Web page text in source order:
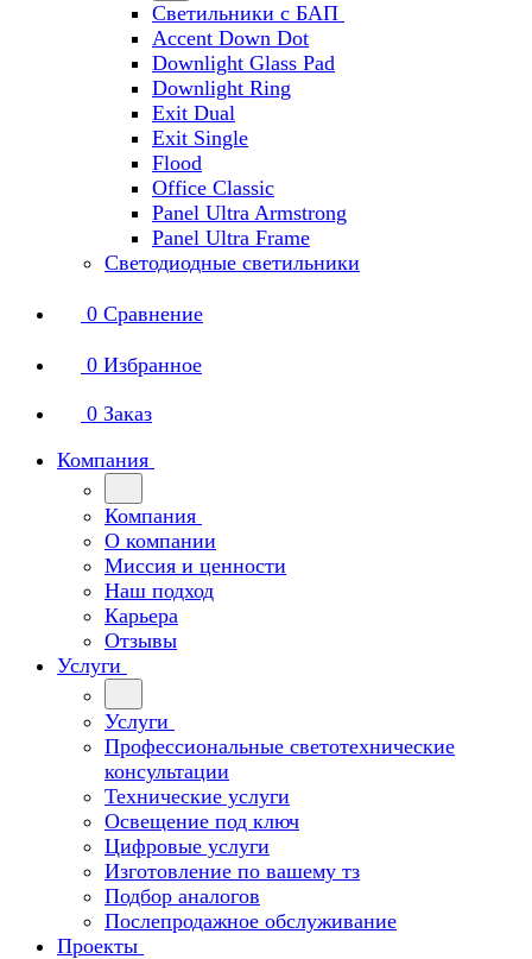
Светильники с БАП
Accent Down Dot
Downlight Glass Pad
Downlight Ring
Exit Dual
Exit Single
Flood
Office Classic
Panel Ultra Armstrong
Panel Ultra Frame
Светодиодные светильники
0 Сравнение
0 Избранное
0 Заказ
Компания
Компания
О компании
Миссия и ценности
Наш подход
Карьера
Отзывы
Услуги
Услуги
Профессиональные светотехнические
консультации
Технические услуги
Освещение под ключ
Цифровые услуги
Изготовление по вашему тз
Подбор аналогов
Послепродажное обслуживание
Проекты